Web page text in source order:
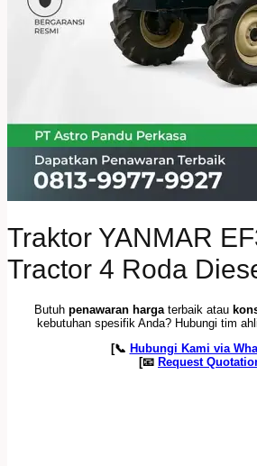
Traktor YANMAR
Tractor 4 Roda
Butuh penawaran hargaterbaik atau
kebutuhan spesifik Anda? Hubungi tim
[📞 Hubungi Kami via
[📧 Request